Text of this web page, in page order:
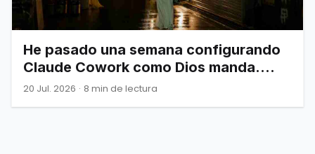
He pasado una semana configurando
Claude Cowork como Dios manda.
Esto es todo lo que de verdad
20 Jul. 2026 · 8 min de lectura